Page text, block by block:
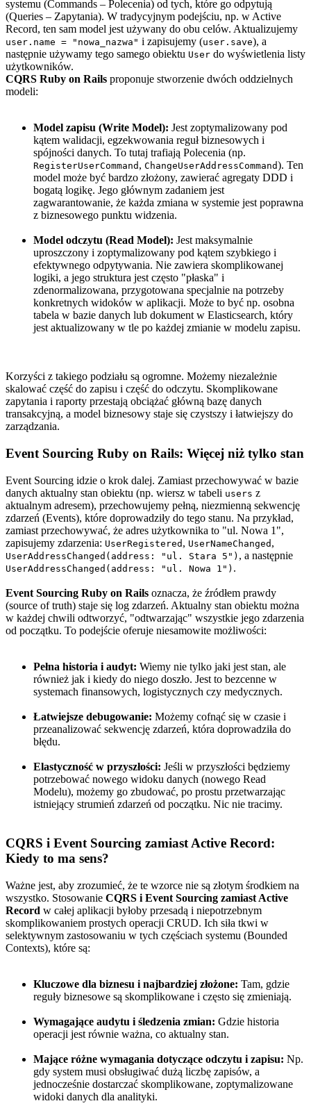
systemu (Commands – Polecenia) od tych, które go odpytują
(Queries – Zapytania). W tradycyjnym podejściu, np. w Active
Record, ten sam model jest używany do obu celów. Aktualizujemy
user.name = "nowa_nazwa" i zapisujemy (user.save), a
następnie używamy tego samego obiektu User do wyświetlenia listy
użytkowników.
CQRS Ruby on Rails proponuje stworzenie dwóch oddzielnych
modeli:
Model zapisu (Write Model): Jest zoptymalizowany pod
kątem walidacji, egzekwowania reguł biznesowych i
spójności danych. To tutaj trafiają Polecenia (np.
RegisterUserCommand , ChangeUserAddressCommand). Ten
model może być bardzo złożony, zawierać agregaty DDD i
bogatą logikę. Jego głównym zadaniem jest
zagwarantowanie, że każda zmiana w systemie jest poprawna
z biznesowego punktu widzenia.
Model odczytu (Read Model): Jest maksymalnie
uproszczony i zoptymalizowany pod kątem szybkiego i
efektywnego odpytywania. Nie zawiera skomplikowanej
logiki, a jego struktura jest często "płaska" i
zdenormalizowana, przygotowana specjalnie na potrzeby
konkretnych widoków w aplikacji. Może to być np. osobna
tabela w bazie danych lub dokument w Elasticsearch, który
jest aktualizowany w tle po każdej zmianie w modelu zapisu.
Korzyści z takiego podziału są ogromne. Możemy niezależnie
skalować część do zapisu i część do odczytu. Skomplikowane
zapytania i raporty przestają obciążać główną bazę danych
transakcyjną, a model biznesowy staje się czystszy i łatwiejszy do
zarządzania.
Event Sourcing Ruby on Rails: Więcej niż tylko stan
Event Sourcing idzie o krok dalej. Zamiast przechowywać w bazie
danych aktualny stan obiektu (np. wiersz w tabeli users z
aktualnym adresem), przechowujemy pełną, niezmienną sekwencję
zdarzeń (Events), które doprowadziły do tego stanu. Na przykład,
zamiast przechowywać, że adres użytkownika to "ul. Nowa 1",
zapisujemy zdarzenia: UserRegistered , UserNameChanged ,
UserAddressChanged(address: "ul. Stara 5") , a następnie
UserAddressChanged(address: "ul. Nowa 1") .
Event Sourcing Ruby on Rails oznacza, że źródłem prawdy
(source of truth) staje się log zdarzeń. Aktualny stan obiektu można
w każdej chwili odtworzyć, "odtwarzając" wszystkie jego zdarzenia
od początku. To podejście oferuje niesamowite możliwości:
Pełna historia i audyt: Wiemy nie tylko jaki jest stan, ale
również jak i kiedy do niego doszło. Jest to bezcenne w
systemach finansowych, logistycznych czy medycznych.
Łatwiejsze debugowanie: Możemy cofnąć się w czasie i
przeanalizować sekwencję zdarzeń, która doprowadziła do
błędu.
Elastyczność w przyszłości: Jeśli w przyszłości będziemy
potrzebować nowego widoku danych (nowego Read
Modelu), możemy go zbudować, po prostu przetwarzając
istniejący strumień zdarzeń od początku. Nic nie tracimy.
CQRS i Event Sourcing zamiast Active Record:
Kiedy to ma sens?
Ważne jest, aby zrozumieć, że te wzorce nie są złotym środkiem na
wszystko. Stosowanie CQRS i Event Sourcing zamiast Active
Record w całej aplikacji byłoby przesadą i niepotrzebnym
skomplikowaniem prostych operacji CRUD. Ich siła tkwi w
selektywnym zastosowaniu w tych częściach systemu (Bounded
Contexts), które są:
Kluczowe dla biznesu i najbardziej złożone: Tam, gdzie
reguły biznesowe są skomplikowane i często się zmieniają.
Wymagające audytu i śledzenia zmian: Gdzie historia
operacji jest równie ważna, co aktualny stan.
Mające różne wymagania dotyczące odczytu i zapisu: Np.
gdy system musi obsługiwać dużą liczbę zapisów, a
jednocześnie dostarczać skomplikowane, zoptymalizowane
widoki danych dla analityki.